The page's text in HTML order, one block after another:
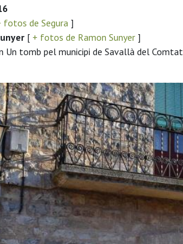
fotos de Segura ]
[ + fotos de Ramon Sunyer ]
Un tomb pel municipi de Savallà del Comtat